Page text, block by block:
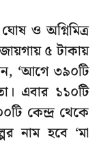
ও অগ্নিমিত্র
৫ টাকায়
‘আগে ৩৯০টি
এবার ১১০টি
কেন্দ্র থেকে
নাম হবে ‘মা